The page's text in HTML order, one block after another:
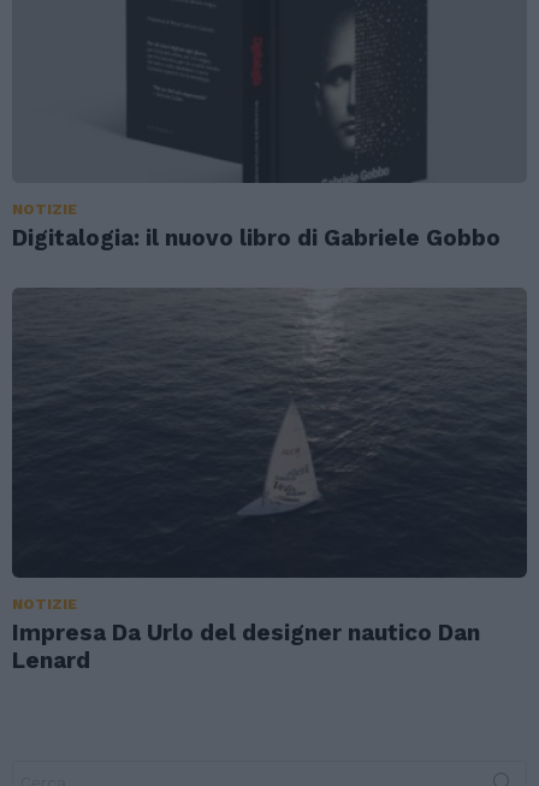
NOTIZIE
Digitalogia: il nuovo libro di Gabriele Gobbo
NOTIZIE
Impresa Da Urlo del designer nautico Dan
Lenard